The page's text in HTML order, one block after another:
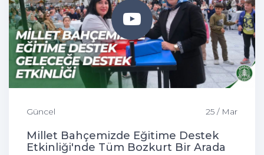
Güncel 25 / Mar
Millet Bahçemizde Eğitime Destek
Etkinliği'nde Tüm Bozkurt Bir Arada